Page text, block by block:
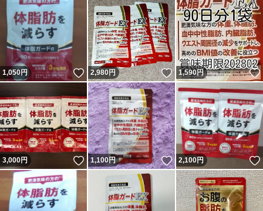
1,050円 いいね！
2,980円 いいね！
1,590円
3,000円 いいね！
1,100円 いいね！
2,100円